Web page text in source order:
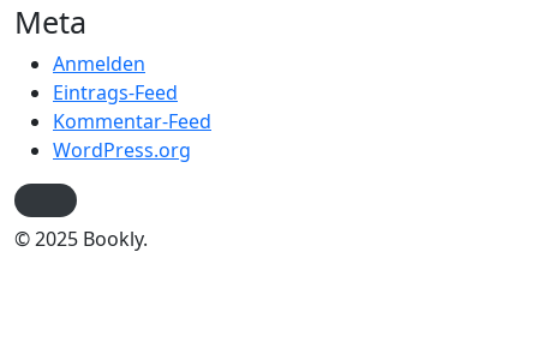
Meta
Anmelden
Eintrags-Feed
Kommentar-Feed
WordPress.org
© 2025 Bookly.